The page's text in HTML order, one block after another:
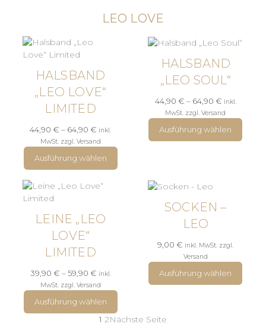
LEO LOVE
HALSBAND
„LEO LOVE“
LIMITED
44,90 € – 64,90 € Preisspanne:
44,90 €
64,90 €
inkl.
MwSt. zzgl. Versand
Ausführung wählen
HALSBAND
„LEO SOUL“
44,90 € – 64,90 €
44,90 €
64,90 €
inkl.
MwSt. zzgl. Versand
Ausführung wählen
LEINE „LEO
LOVE“
LIMITED
39,90 € –59,90 €Preisspanne:
39,90 €
59,90 €
inkl.
MwSt. zzgl. Versand
Ausführung wählen
SOCKEN –
LEO
9,00 € inkl. MwSt. zzgl.
Versand
Ausführung wählen
1 2Nächste Seite